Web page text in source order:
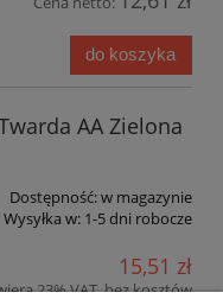
do koszyka
AA Zielona
Dostępność:w magazynie
Wysyłka w: 1-5 dni robocze
15,51 zł
23% VAT, bez kosztów